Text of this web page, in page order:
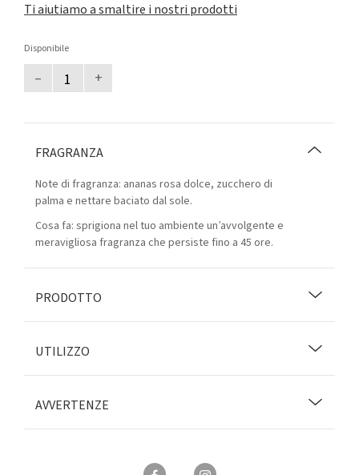
Ti aiutiamo a smaltire i nostri prodotti
Disponibile
– +
FRAGRANZA
Note di fragranza: ananas rosa dolce, zucchero di
palma e nettare baciato dal sole.
Cosa fa: sprigiona nel tuo ambiente un’avvolgente e
meravigliosa fragranza che persiste fino a 45 ore.
PRODOTTO
UTILIZZO
AVVERTENZE